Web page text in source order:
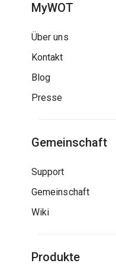
MyWOT
Über uns
Kontakt
Blog
Presse
Gemeinschaft
Support
Gemeinschaft
Wiki
Produkte